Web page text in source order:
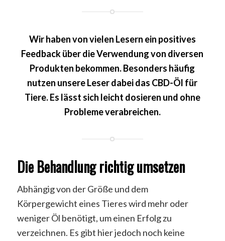
Wir haben von vielen Lesern ein positives
Feedback über die Verwendung von diversen
Produkten bekommen. Besonders häufig
nutzen unsere Leser dabei das CBD-Öl für
Tiere. Es lässt sich leicht dosieren und ohne
Probleme verabreichen.
Die Behandlung richtig umsetzen
Abhängig von der Größe und dem
Körpergewicht eines Tieres wird mehr oder
weniger Öl benötigt, um einen Erfolg zu
verzeichnen. Es gibt hier jedoch noch keine